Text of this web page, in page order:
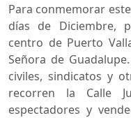
Para conmemorar
días de Diciembre,
centro de Puerto
Señora de
civiles, sindicatos y
recorren la Calle
espectadores y